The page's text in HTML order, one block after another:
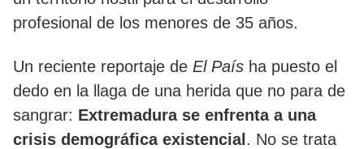
profesional de los menores de 35 años.
​Un reciente reportaje de El País ha puesto el
dedo en la llaga de una herida que no para de
sangrar: Extremadura se enfrenta a una
crisis demográfica existencial . No se trata